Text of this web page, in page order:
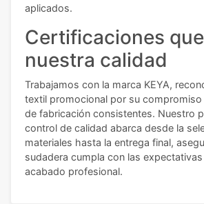
aplicados.
Certificaciones
nuestra calidad
Trabajamos con la marca KEYA,
textil promocional por su compromiso
de fabricación consistentes. Nuestro
control de calidad abarca desde la
materiales hasta la entrega final,
sudadera cumpla con las
acabado profesional.